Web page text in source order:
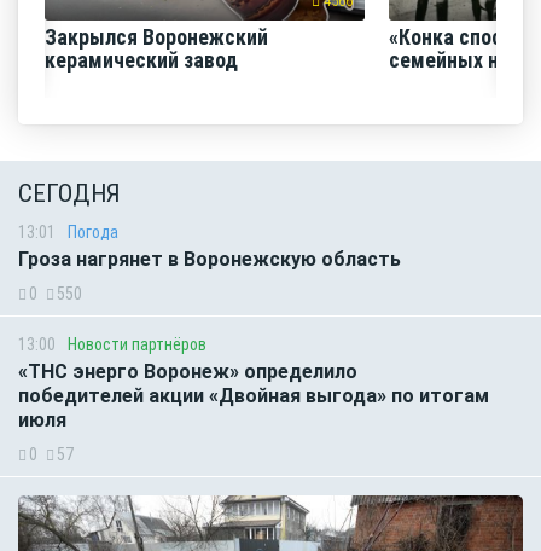
Закрылся Воронежский
керамический завод
«Конка
семейных
СЕГОДНЯ
13:01 Погода
Гроза нагрянет в Воронежскую область
0 550
13:00 Новости партнёров
«ТНС энерго Воронеж» определило
победителей акции «Двойная выгода» по итогам
июля
0 57